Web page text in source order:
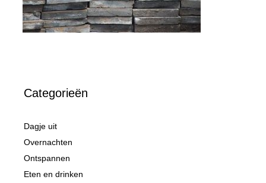
Categorieën
Dagje uit
Overnachten
Ontspannen
Eten en drinken